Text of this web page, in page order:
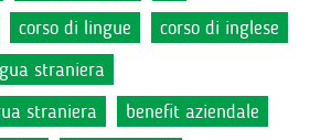
corso di lingue
corso di inglese
straniera
straniera
benefit aziendale